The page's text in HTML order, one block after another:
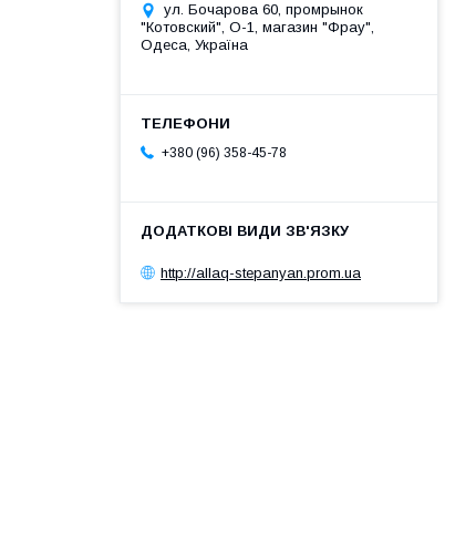
ул. Бочарова 60, промрынок
"Котовский", О-1, магазин "Фрау",
Одеса, Україна
+380 (96) 358-45-78
http://allaq-stepanyan.prom.ua